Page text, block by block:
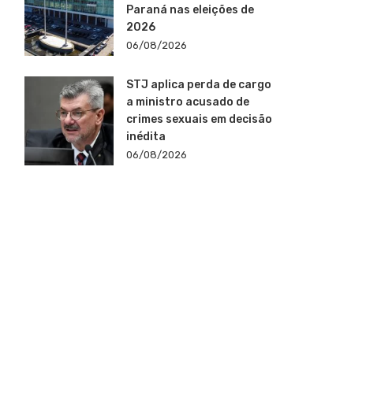
Paraná nas eleições de
2026
06/08/2026
STJ aplica perda de cargo
a ministro acusado de
crimes sexuais em decisão
inédita
06/08/2026